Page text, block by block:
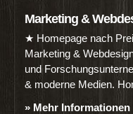
Marketing &
★ Homepage nach
Marketing &
und
& moderne Medien.
» Mehr Informationen